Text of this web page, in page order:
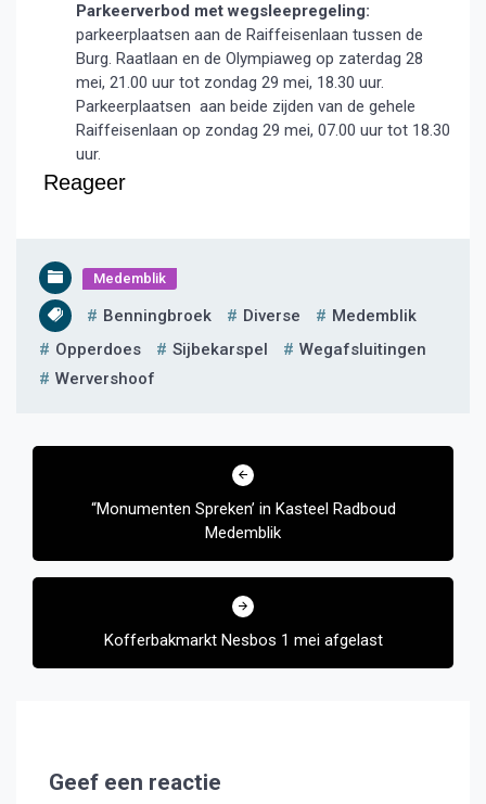
Parkeerverbod met wegsleepregeling:
parkeerplaatsen aan de Raiffeisenlaan tussen de
Burg. Raatlaan en de Olympiaweg op zaterdag 28
mei, 21.00 uur tot zondag 29 mei, 18.30 uur.
Parkeerplaatsen aan beide zijden van de gehele
Raiffeisenlaan op zondag 29 mei, 07.00 uur tot 18.30
uur.
Reageer
Medemblik
Benningbroek Diverse
Medemblik
Opperdoes
Sijbekarspel
Wegafsluitingen
Wervershoof
Bericht
“Monumenten Spreken’ in Kasteel Radboud
Medemblik
Kofferbakmarkt Nesbos 1 mei afgelast
Geef een reactie